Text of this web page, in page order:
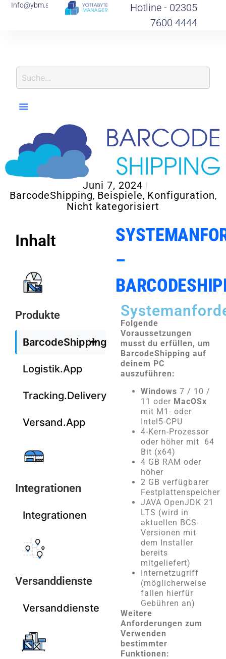
Info@ybm.support
Hotline - 02305
7600 4444
Juni 7, 2024
BarcodeShipping, Beispiele, Konfiguration,
Nicht kategorisiert
Inhalt
Produkte
BarcodeShipping
Logistik.App
Tracking.Delivery
Versand.App
Integrationen
Integrationen
Versanddienste
Versanddienste
–
Folgende
Voraussetzungen
musst du erfüllen, um
BarcodeShipping auf
deinem PC
auszuführen:
Windows 7 / 10 /
11 oder MacOSx
mit M1- oder
Intel5-CPU
4-Kern-Prozessor
oder höher mit 64
Bit (x64)
4 GB RAM oder
höher
2 GB verfügbarer
Festplattenspeicher
JAVA OpenJDK 21
LTS (wird in
aktuellen BCS-
Versionen mit
dem Installer
bereits
mitgeliefert)
Internetzugriff
(möglicherweise
fallen hierfür
Gebühren an)
Weitere
Anforderungen zum
Verwenden
bestimmter
Funktionen: